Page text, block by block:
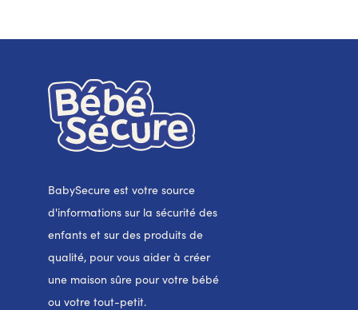
BabySecure est votre source
d'informations sur la sécurité des
enfants et sur des produits de
qualité, pour vous aider à créer
une maison sûre pour votre bébé
ou votre tout-petit.